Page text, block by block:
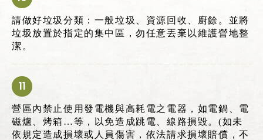
請做好垃圾分類：一般垃圾、資源回收、廚餘。並將
垃圾放置於指定的集中區，勿任意丟棄以維護營地整
潔。
營區內禁止使用發電機與高耗電之電器，如電鍋、電
磁爐、烤箱…等，以免造成跳電、線路損毀。(如未
依規定造成損壞或人員傷害，依法請求損壞賠償，不